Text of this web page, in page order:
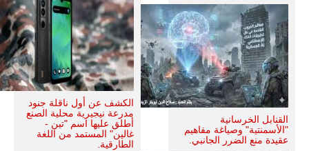
القنابل الخرسانية
"الأسمنتية" وصياغة مفاهيم
عقيدة منع الضرر الجانبي.
الكشف عن أول ناقلة جنود
مدرعة نيجيرية محلية الصنع
أطلق عليها اسم "تين -
غالين" المستمد من اللغة
الطارقية.